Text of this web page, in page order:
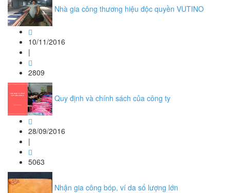
Nhà gia công thương hiệu độc quyền VUTINO
10/11/2016
|
2809
Quy định và chính sách của công ty
28/09/2016
|
5063
Nhận gia công bóp, ví da số lượng lớn